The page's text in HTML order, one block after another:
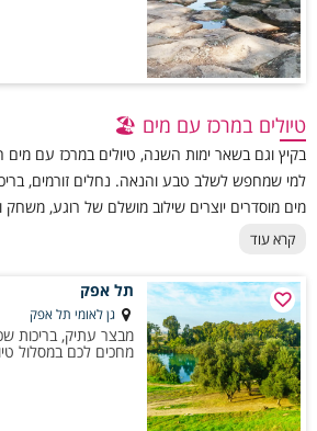
טיולים במרכז עם מים 🏖️
בקיץ וגם בשאר ימות השנה, טיולים במרכז עם
למי שמחפש לשלב טבע והנאה. נחלים זורמים,
מים מוסדרים יוצרים שילוב מושלם של רוגע, משחק
המשפחה. אזור המרכז מציע לא מעט פינות
נסיעה קצר מהבית, בלי צורך בתכנון מורכב או
קרא עוד
תל אפק
גן לאומי תל אפק
מבצר עתיק, בריכות
מחכים לכם במסלול